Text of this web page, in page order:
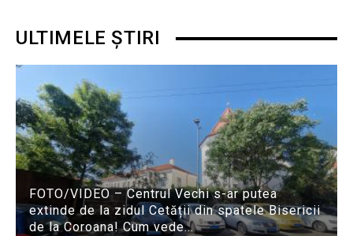
ULTIMELE ȘTIRI
FOTO/VIDEO – Centrul Vechi s-ar putea
extinde de la zidul Cetății din spatele Bisericii
de la Coroana! Cum vede...